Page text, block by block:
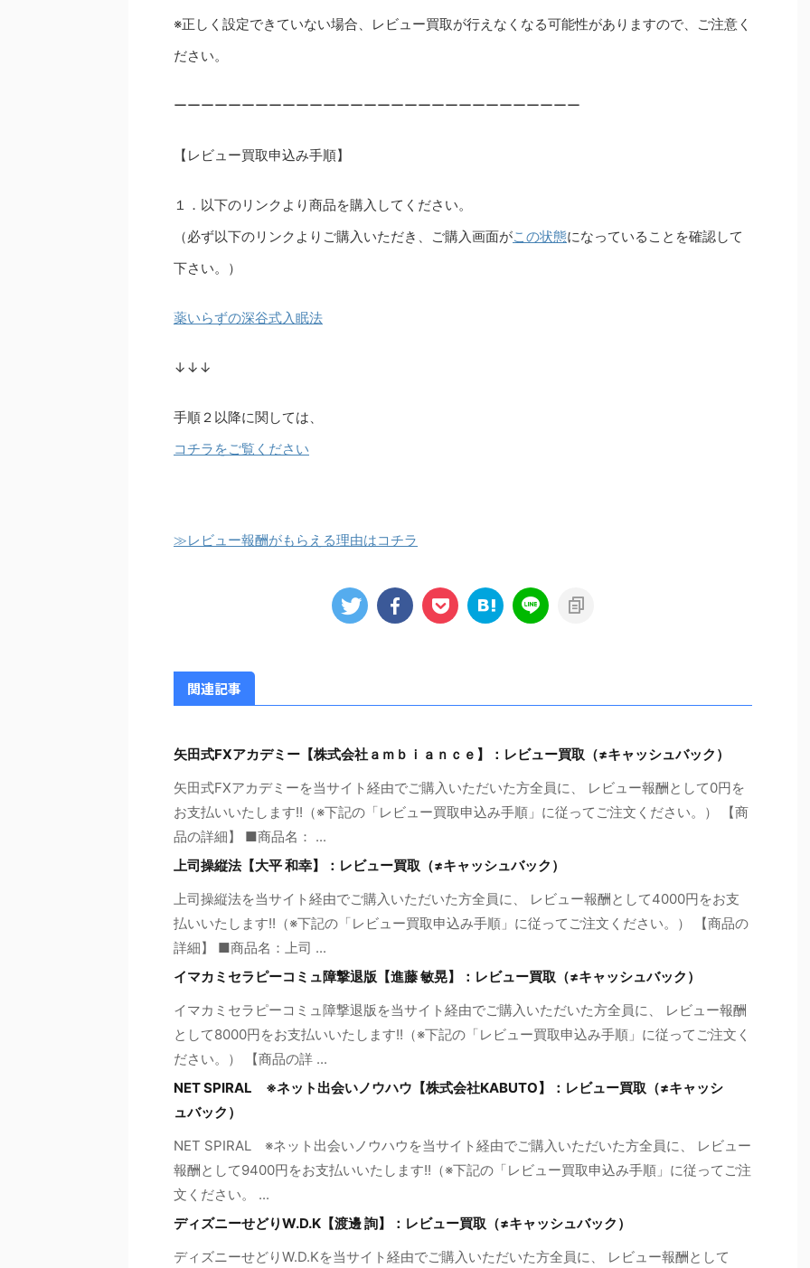
※正しく設定できていない場合、レビュー買取が行えなくなる可能性がありますので、ご注意く
ださい。
ーーーーーーーーーーーーーーーーーーーーーーーーーーーーーー
【レビュー買取申込み手順】
１．以下のリンクより商品を購入してください。
（必ず以下のリンクよりご購入いただき、ご購入画面がこの状態になっていることを確認して
下さい。）
薬いらずの深谷式入眠法
↓↓↓
手順２以降に関しては、
コチラをご覧ください
≫レビュー報酬がもらえる理由はコチラ
関連記事
矢田式FXアカデミー【株式会社ａｍｂｉａｎｃｅ】：レビュー買取（≠キャッシュバック）
矢田式FXアカデミーを当サイト経由でご購入いただいた方全員に、 レビュー報酬として0円を
お支払いいたします!!（※下記の「レビュー買取申込み手順」に従ってご注文ください。） 【商
品の詳細】 ■商品名： ...
上司操縦法【大平 和幸】：レビュー買取（≠キャッシュバック）
上司操縦法を当サイト経由でご購入いただいた方全員に、 レビュー報酬として4000円をお支
払いいたします!!（※下記の「レビュー買取申込み手順」に従ってご注文ください。） 【商品の
詳細】 ■商品名：上司 ...
イマカミセラピーコミュ障撃退版【進藤 敏晃】：レビュー買取（≠キャッシュバック）
イマカミセラピーコミュ障撃退版を当サイト経由でご購入いただいた方全員に、 レビュー報酬
として8000円をお支払いいたします!!（※下記の「レビュー買取申込み手順」に従ってご注文く
ださい。） 【商品の詳 ...
NET SPIRAL ※ネット出会いノウハウ【株式会社KABUTO】：レビュー買取（≠キャッシ
ュバック）
NET SPIRAL ※ネット出会いノウハウを当サイト経由でご購入いただいた方全員に、 レビュー
報酬として9400円をお支払いいたします!!（※下記の「レビュー買取申込み手順」に従ってご注
文ください。 ...
ディズニーせどりW.D.K【渡邊 詢】：レビュー買取（≠キャッシュバック）
ディズニーせどりW.D.Kを当サイト経由でご購入いただいた方全員に、 レビュー報酬として